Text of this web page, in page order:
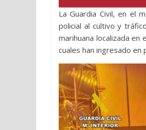
La Guardia Civil, en el
policial al cultivo y
marihuana localizada en
cuales han ingresado